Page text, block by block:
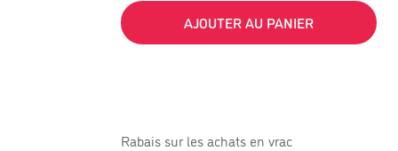
AJOUTER AU PANIER
Rabais sur les achats en vrac